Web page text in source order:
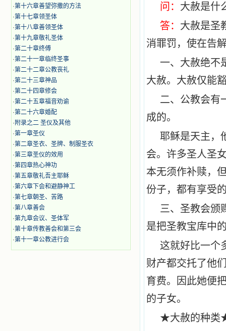
·第十六章善望弥撒的方法
·第十七章领圣体
·第十八章善领圣体
·第十九章敬礼圣体
·第二十章终傅
·第二十一章临终圣事
·第二十二章公教丧礼
·第二十三章神品
·第二十四章修会
·第二十五章福音劝谕
·第二十六章婚配
· 附录之二 圣仪及其他
·第一章圣仪
·第二章圣衣、圣牌、制服圣衣
·第三章圣仪的效用
·第四章热心神功
·第五章敬礼吾主耶稣
·第六章下会和避静神工
·第七章朝圣、苦路
·第八章善会
·第九章会议、圣体军
·第十章传教善会和第三会
·第十一章公教进行会
问： 大赦是什
答： 大赦是圣
消罪罚，使在告
一、大赦绝不
大赦。大赦仅能
二、公教会有
成的。
耶稣是天主，
会。许多圣人圣
本无须作补赎，
份子，都有享受
三、圣教会颁
是把圣教宝库中
这就好比一个
财产都交托了他
育费。因此她便
的子女。
★大赦的种